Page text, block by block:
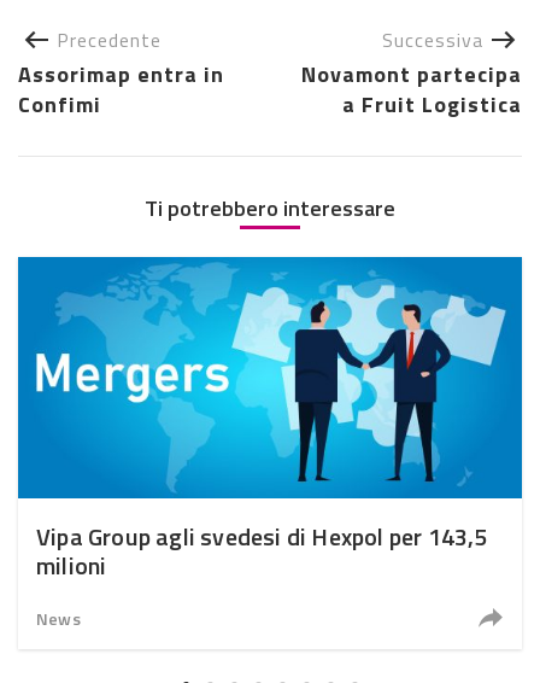
Precedente
Assorimap entra in
Confimi
Successiva
Novamont partecipa
a Fruit Logistica
Ti potrebbero interessare
Vipa Group agli svedesi di Hexpol per 143,5
milioni
News